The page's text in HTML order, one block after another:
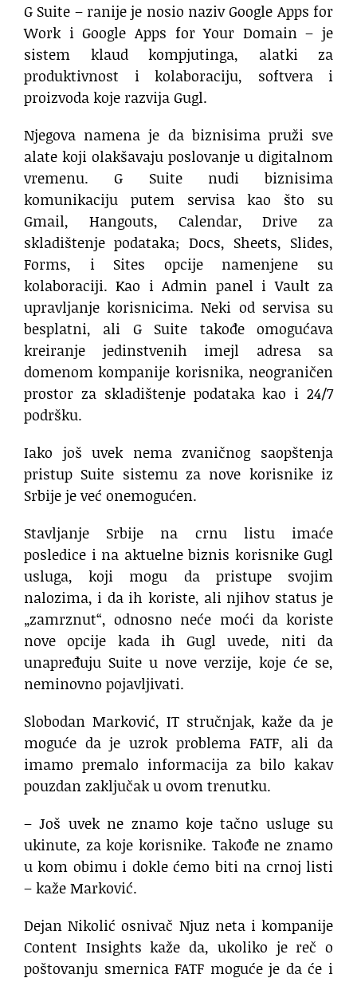
G Suite – ranije je nosio naziv Google Apps for
Work i Google Apps for Your Domain – je
sistem klaud kompjutinga, alatki za
produktivnost i kolaboraciju, softvera i
proizvoda koje razvija Gugl.
Njegova namena je da biznisima pruži sve
alate koji olakšavaju poslovanje u digitalnom
vremenu. G Suite nudi biznisima
komunikaciju putem servisa kao što su
Gmail, Hangouts, Calendar, Drive za
skladištenje podataka; Docs, Sheets, Slides,
Forms, i Sites opcije namenjene su
kolaboraciji. Kao i Admin panel i Vault za
upravljanje korisnicima. Neki od servisa su
besplatni, ali G Suite takođe omogućava
kreiranje jedinstvenih imejl adresa sa
domenom kompanije korisnika, neograničen
prostor za skladištenje podataka kao i 24/7
podršku.
Iako još uvek nema zvaničnog saopštenja
pristup Suite sistemu za nove korisnike iz
Srbije je već onemogućen.
Stavljanje Srbije na crnu listu imaće
posledice i na aktuelne biznis korisnike Gugl
usluga, koji mogu da pristupe svojim
nalozima, i da ih koriste, ali njihov status je
„zamrznut“, odnosno neće moći da koriste
nove opcije kada ih Gugl uvede, niti da
unapređuju Suite u nove verzije, koje će se,
neminovno pojavljivati.
Slobodan Marković, IT stručnjak, kaže da je
moguće da je uzrok problema FATF, ali da
imamo premalo informacija za bilo kakav
pouzdan zaključak u ovom trenutku.
– Još uvek ne znamo koje tačno usluge su
ukinute, za koje korisnike. Takođe ne znamo
u kom obimu i dokle ćemo biti na crnoj listi
– kaže Marković.
Dejan Nikolić osnivač Njuz neta i kompanije
Content Insights kaže da, ukoliko je reč o
poštovanju smernica FATF moguće je da će i